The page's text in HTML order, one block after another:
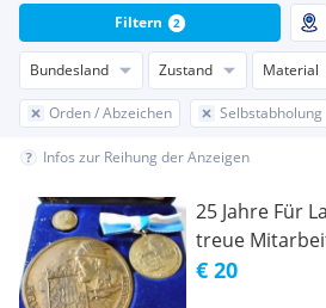
Bundesland Zustand Material
Orden / Abzeichen Selbstabholung
Filtern 2
Infos zur Reihung der Anzeigen
25 Jahre Für
treue
€ 20